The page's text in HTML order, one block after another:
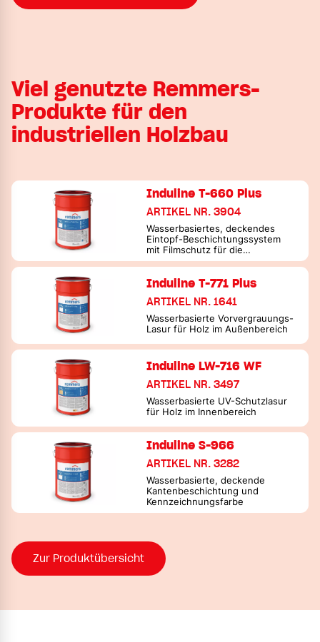
Viel genutzte Remmers-
Produkte für den
industriellen Holzbau
Induline T-660 Plus
ARTIKEL NR. 3904
Wasserbasiertes, deckendes
Eintopf-Beschichtungssystem
mit Filmschutz für die
VACUMAT®-Verarbeitung
Induline T-771 Plus
ARTIKEL NR. 1641
Wasserbasierte Vorvergrauungs-
Lasur für Holz im Außenbereich
Induline LW-716 WF
ARTIKEL NR. 3497
Wasserbasierte UV-Schutzlasur
für Holz im Innenbereich
Induline S-966
ARTIKEL NR. 3282
Wasserbasierte, deckende
Kantenbeschichtung und
Kennzeichnungsfarbe
Zur Produktübersicht